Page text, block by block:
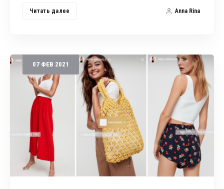
Читать далее Anna Rina
07 ФЕВ 2021